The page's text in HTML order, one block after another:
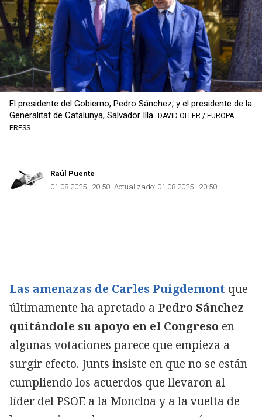
El presidente del Gobierno, Pedro Sánchez, y el presidente de la
Generalitat de Catalunya, Salvador Illa. DAVID OLLER / EUROPA
PRESS
Raúl Puente
01.08.2025 | 20:50 Actualizado: 01.08.2025 | 20:50
Las amenazas de Carles Puigdemont que
últimamente ha apretado a Pedro Sánchez
quitándole su apoyo en el Congreso en
algunas votaciones parece que empieza a
surgir efecto. Junts insiste en que no se están
cumpliendo los acuerdos que llevaron al
líder del PSOE a la Moncloa y a la vuelta de